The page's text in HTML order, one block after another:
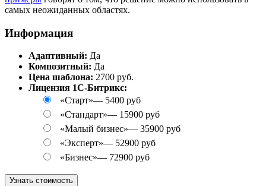
самых неожиданных областях.
Информация
Адаптивный: Да
Композитный: Да
Цена шаблона: 2700 руб.
Лицензия 1С-Битрикс:
«Старт»— 5400 руб
«Стандарт»— 15900 руб
«Малый бизнес»— 35900 руб
«Эксперт»— 52900 руб
«Бизнес»— 72900 руб
Узнать стоимость